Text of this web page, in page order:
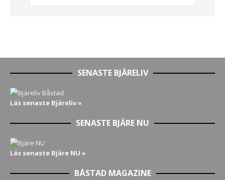
SENASTE BJÄRELIV
Läs senaste Bjäreliv »
SENASTE BJÄRE NU
Läs senaste Bjäre NU »
BÅSTAD MAGAZINE